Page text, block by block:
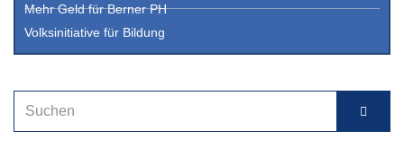
Mehr Geld für Berner PH
Volksinitiative für Bildung